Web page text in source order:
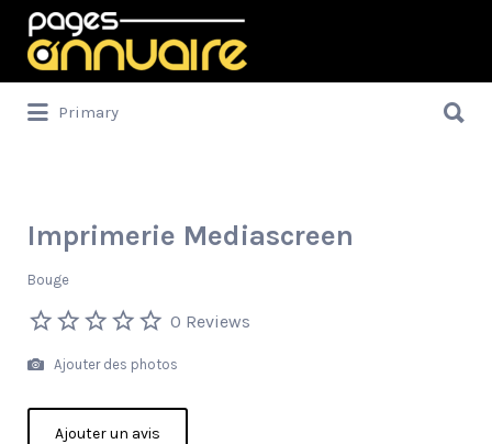
Rechercher:
Primary
Imprimerie Mediascreen
Bouge
0 Reviews
Ajouter des photos
Ajouter un avis